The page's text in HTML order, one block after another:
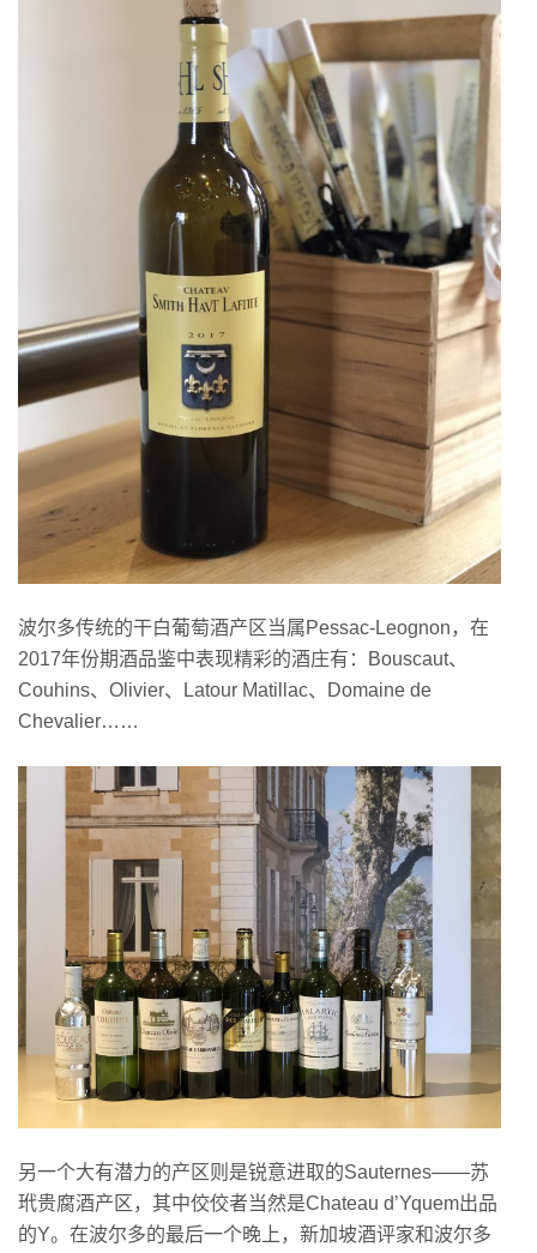
波尔多传统的干白葡萄酒产区当属Pessac-Leognon，在
2017年份期酒品鉴中表现精彩的酒庄有：Bouscaut、
Couhins、Olivier、Latour Matillac、Domaine de
Chevalier……
另一个大有潜力的产区则是锐意进取的Sauternes——苏
玳贵腐酒产区，其中佼佼者当然是Chateau d’Yquem出品
的Y。在波尔多的最后一个晚上，新加坡酒评家和波尔多